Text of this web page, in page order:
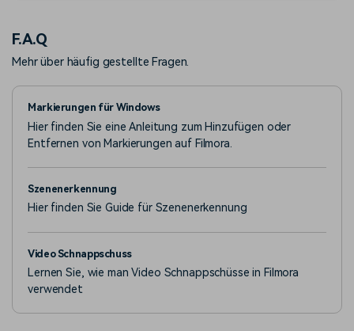
F.A.Q
Mehr über häufig gestellte Fragen.
Markierungen für Windows
Hier finden Sie eine Anleitung zum Hinzufügen oder
Entfernen von Markierungen auf Filmora.
Szenenerkennung
Hier finden Sie Guide für Szenenerkennung
Video Schnappschuss
Lernen Sie, wie man Video Schnappschüsse in Filmora
verwendet